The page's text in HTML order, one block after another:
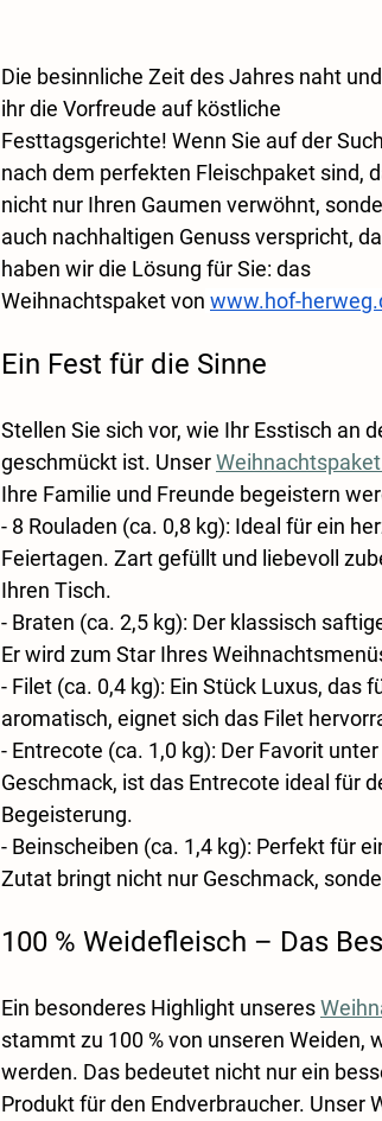
Die besinnliche Zeit des Jahres naht
ihr die Vorfreude auf köstliche
Festtagsgerichte! Wenn Sie auf der
nach dem perfekten Fleischpaket sind,
nicht nur Ihren Gaumen verwöhnt,
auch nachhaltigen Genuss verspricht,
haben wir die Lösung für Sie: das
Weihnachtspaket von www.hof-
Ein Fest für die Sinne
Stellen Sie sich vor, wie Ihr Esstisch an
geschmückt ist. Unser Weihnachtspaket
Ihre Familie und Freunde begeistern
- 8 Rouladen (ca. 0,8 kg): Ideal für ein
Feiertagen. Zart gefüllt und liebevoll
Ihren Tisch.
- Braten (ca. 2,5 kg): Der klassisch
Er wird zum Star Ihres
- Filet (ca. 0,4 kg): Ein Stück Luxus, das
aromatisch, eignet sich das Filet
- Entrecote (ca. 1,0 kg): Der Favorit
Geschmack, ist das Entrecote ideal für
Begeisterung.
- Beinscheiben (ca. 1,4 kg): Perfekt für
Zutat bringt nicht nur Geschmack,
100 % Weidefleisch – Das
Ein besonderes Highlight unseres
stammt zu 100 % von unseren Weiden,
werden. Das bedeutet nicht nur ein
Produkt für den Endverbraucher.